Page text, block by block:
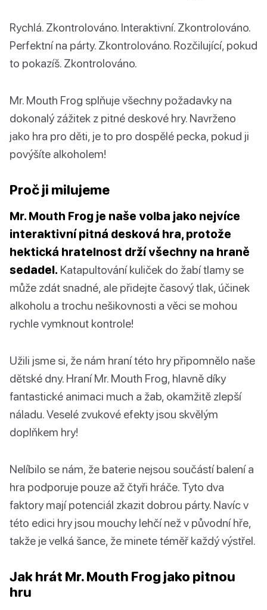
Rychlá. Zkontrolováno. Interaktivní. Zkontrolováno.
Perfektní na párty. Zkontrolováno. Rozčilující, pokud
to pokazíš. Zkontrolováno.
Mr. Mouth Frog splňuje všechny požadavky na
dokonalý zážitek z pitné deskové hry. Navrženo
jako hra pro děti, je to pro dospělé pecka, pokud ji
povýšíte alkoholem!
Proč ji milujeme
Mr. Mouth Frog je naše volba jako nejvíce
interaktivní pitná desková hra, protože
hektická hratelnost drží všechny na hraně
sedadel. Katapultování kuliček do žabí tlamy se
může zdát snadné, ale přidejte časový tlak, účinek
alkoholu a trochu nešikovnosti a věci se mohou
rychle vymknout kontrole!
Užili jsme si, že nám hraní této hry připomnělo naše
dětské dny. Hraní Mr. Mouth Frog, hlavně díky
fantastické animaci much a žab, okamžitě zlepší
náladu. Veselé zvukové efekty jsou skvělým
doplňkem hry!
Nelíbilo se nám, že baterie nejsou součástí balení a
hra podporuje pouze až čtyři hráče. Tyto dva
faktory mají potenciál zkazit dobrou párty. Navíc v
této edici hry jsou mouchy lehčí než v původní hře,
takže je velká šance, že minete téměř každý výstřel.
Jak hrát Mr. Mouth Frog jako pitnou
hru